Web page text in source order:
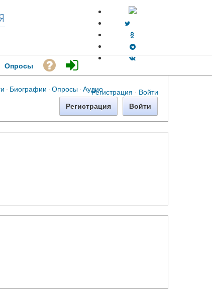
Регистрация · Войти
Опросы
· Биографии ·Опросы·Аудио
Регистрация Войти